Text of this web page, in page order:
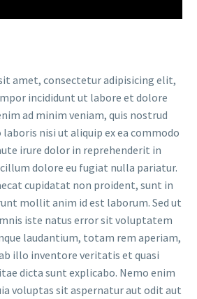
amet, consectetur adipisicing elit,
incididunt ut labore et dolore
ad minim veniam, quis nostrud
nisi ut aliquip ex ea commodo
irure dolor in reprehenderit in
dolore eu fugiat nulla pariatur.
cupidatat non proident, sunt in
mollit anim id est laborum. Sed ut
iste natus error sit voluptatem
laudantium, totam rem aperiam,
ab illo inventore veritatis et quasi
dicta sunt explicabo. Nemo enim
voluptas sit aspernatur aut odit aut